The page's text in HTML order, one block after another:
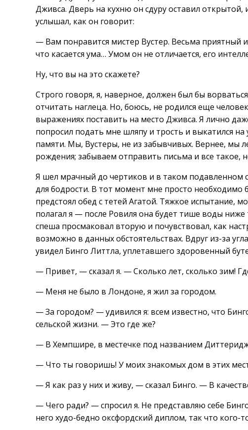
Дживса. Дверь на кухню он сдуру оставил открытой,
услышал, как он говорит:
— Вам понравится мистер Вустер. Весьма
что касается ума… Умом он не отличается, его
Ну, что вы на это скажете?
Строго говоря, я, наверное, должен был бы
отчитать наглеца. Но, боюсь, не родился еще
выражениях поставить на место Дживса. Я лично
попросил подать мне шляпу и трость и выкатился на
памяти. Мы, Вустеры, не из забывчивых. Вернее, мы
рождения; забываем отправить письма и все такое,
Я шел мрачный до чертиков и в таком подавленном
для бодрости. В тот момент мне просто необходимо
предстоял обед с тетей Агатой. Тяжкое испытание,
полагал я — после Ровиля она будет тише воды
спеша просмаковал вторую и почувствовал, как
возможно в данных обстоятельствах. Вдруг из-за
увидел Бинго Литтла, уплетавшего здоровенный
— Привет, — сказал я. — Сколько лет, сколько зим!
— Меня не было в Лондоне, я жил за городом.
— За городом? — удивился я: всем известно, что
сельской жизни. — Это где же?
— В Хемпшире, в местечке под названием
— Что ты говоришь! У моих знакомых дом в этих
— Я как раз у них и живу, — сказал Бинго. — В
— Чего ради? — спросил я. Не представляю себе
него худо-бедно оксфордский диплом, так что